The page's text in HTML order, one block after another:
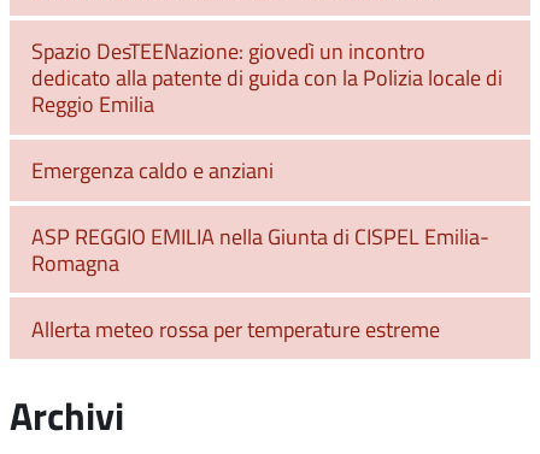
Spazio DesTEENazione: giovedì un incontro
dedicato alla patente di guida con la Polizia locale di
Reggio Emilia
Emergenza caldo e anziani
ASP REGGIO EMILIA nella Giunta di CISPEL Emilia-
Romagna
Allerta meteo rossa per temperature estreme
Archivi